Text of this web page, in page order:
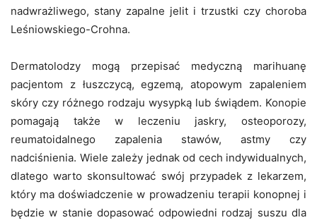
nadwrażliwego, stany zapalne jelit i trzustki czy choroba
Leśniowskiego-Crohna.
Dermatolodzy mogą przepisać medyczną marihuanę
pacjentom z łuszczycą, egzemą, atopowym zapaleniem
skóry czy różnego rodzaju wysypką lub świądem. Konopie
pomagają także w leczeniu jaskry, osteoporozy,
reumatoidalnego zapalenia stawów, astmy czy
nadciśnienia. Wiele zależy jednak od cech indywidualnych,
dlatego warto skonsultować swój przypadek z lekarzem,
który ma doświadczenie w prowadzeniu terapii konopnej i
będzie w stanie dopasować odpowiedni rodzaj suszu dla